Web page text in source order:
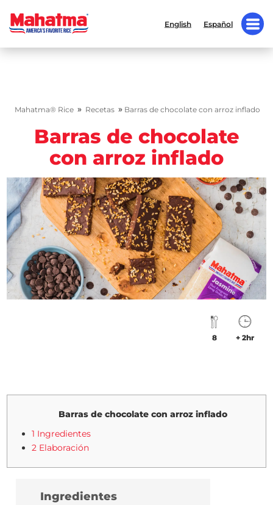
English Español
Mahatma® Rice » Recetas » Barras de chocolate con arroz inflado
Barras de chocolate
con arroz inflado
8 + 2hr
Barras de chocolate con arroz inflado
1 Ingredientes
2 Elaboración
Ingredientes